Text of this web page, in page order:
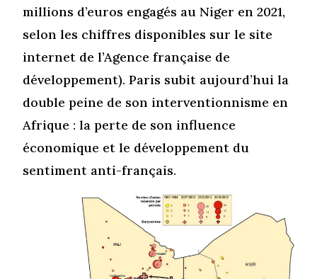
millions d’euros engagés au Niger en 2021,
selon les chiffres disponibles sur le site
internet de l’Agence française de
développement). Paris subit aujourd’hui la
double peine de son interventionnisme en
Afrique : la perte de son influence
économique et le développement du
sentiment anti-français.